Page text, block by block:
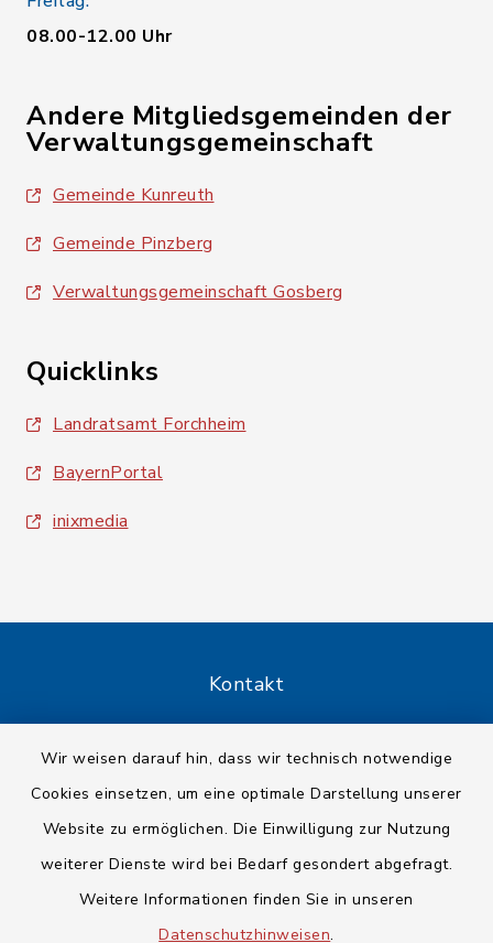
Wir weisen darauf hin, dass wir technisch notwendige
Cookies einsetzen, um eine optimale Darstellung unserer
Website zu ermöglichen. Die Einwilligung zur Nutzung
weiterer Dienste wird bei Bedarf gesondert abgefragt.
Weitere Informationen finden Sie in unseren
Datenschutzhinweisen.
08.00-12.00 Uhr
Andere Mitgliedsgemeinden der
Verwaltungsgemeinschaft
Gemeinde Kunreuth
Gemeinde Pinzberg
Verwaltungsgemeinschaft Gosberg
Quicklinks
Landratsamt Forchheim
BayernPortal
inixmedia
Kontakt
Datenschutz
Impressum
Sitemap